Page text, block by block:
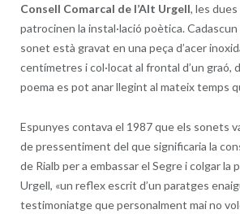
Consell Comarcal de l’Alt Urgell, les
patrocinen la instal·lació poètica.
sonet està gravat en una peça d’acer
centímetres i col·locat al frontal d’un graó,
poema es pot anar llegint al mateix temps
Espunyes contava el 1987 que els sonets
de pressentiment del que significaria la
de Rialb per a embassar el Segre i colgar la
Urgell, «un reflex escrit d’un paratges
testimoniatge que personalment mai no